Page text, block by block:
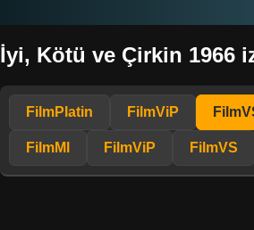
İyi, Kötü ve Çirkin 1966
FilmPlatin FilmViP
FilmMl FilmViP FilmVS